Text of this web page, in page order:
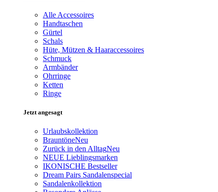
Alle Accessoires
Handtaschen
Gürtel
Schals
Hüte, Mützen & Haaraccessoires
Schmuck
Armbänder
Ohrringe
Ketten
Ringe
Jetzt angesagt
Urlaubskollektion
BrauntöneNeu
Zurück in den AlltagNeu
NEUE Lieblingsmarken
IKONISCHE Bestseller
Dream Pairs Sandalenspecial
Sandalenkollektion